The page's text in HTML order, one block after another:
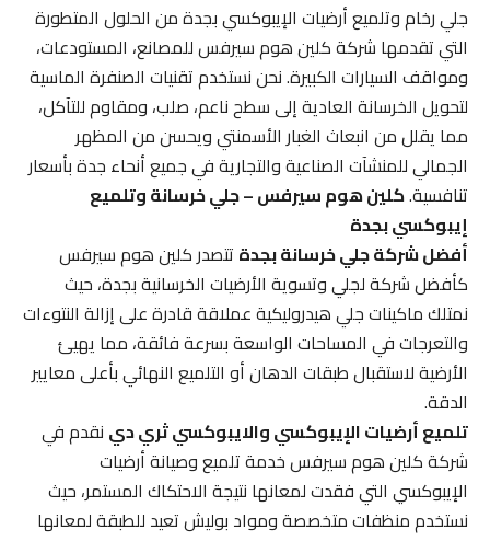
جلي رخام وتلميع أرضيات الإيبوكسي بجدة من الحلول المتطورة
التي تقدمها شركة كلين هوم سيرفس للمصانع، المستودعات،
ومواقف السيارات الكبيرة. نحن نستخدم تقنيات الصنفرة الماسية
لتحويل الخرسانة العادية إلى سطح ناعم، صلب، ومقاوم للتآكل،
مما يقلل من انبعاث الغبار الأسمنتي ويحسن من المظهر
الجمالي للمنشآت الصناعية والتجارية في جميع أنحاء جدة بأسعار
تنافسية.كلين هوم سيرفس – جلي خرسانة وتلميع
إيبوكسي بجدة
أفضل شركة جلي خرسانة بجدةتتصدر كلين هوم سيرفس
كأفضل شركة لجلي وتسوية الأرضيات الخرسانية بجدة، حيث
نمتلك ماكينات جلي هيدروليكية عملاقة قادرة على إزالة النتوءات
والتعرجات في المساحات الواسعة بسرعة فائقة، مما يهيئ
الأرضية لاستقبال طبقات الدهان أو التلميع النهائي بأعلى معايير
الدقة.
تلميع أرضيات الإيبوكسي والايبوكسي ثري دينقدم في
شركة كلين هوم سيرفس خدمة تلميع وصيانة أرضيات
الإيبوكسي التي فقدت لمعانها نتيجة الاحتكاك المستمر، حيث
نستخدم منظفات متخصصة ومواد بوليش تعيد للطبقة لمعانها